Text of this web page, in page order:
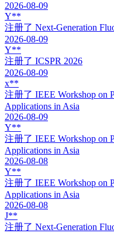
2026-08-09
Y**
注册了 Next-Generation
2026-08-09
Y**
注册了 ICSPR 2026
2026-08-09
x**
注册了 IEEE Workshop on
Applications in Asia
2026-08-09
Y**
注册了 IEEE Workshop on
Applications in Asia
2026-08-08
Y**
注册了 IEEE Workshop on
Applications in Asia
2026-08-08
J**
注册了 Next-Generation